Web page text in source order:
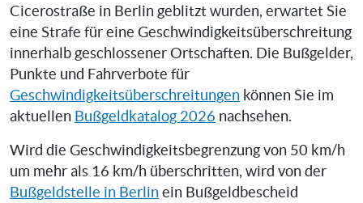
Cicerostraße in Berlin geblitzt wurden, erwartet Sie
eine Strafe für eine Geschwindigkeitsüberschreitung
innerhalb geschlossener Ortschaften. Die Bußgelder,
Punkte und Fahrverbote für
Geschwindigkeitsüberschreitungen können Sie im
aktuellen Bußgeldkatalog 2026 nachsehen.
Wird die Geschwindigkeitsbegrenzung von 50 km/h
um mehr als 16 km/h überschritten, wird von der
Bußgeldstelle in Berlin ein Bußgeldbescheid